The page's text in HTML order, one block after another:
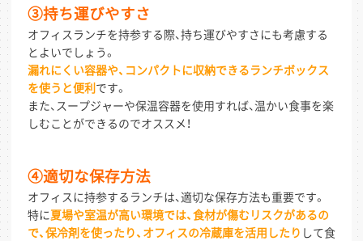
③持ち運びやすさ
オフィスランチを持参する際、持ち運びやすさにも考慮する
とよいでしょう。
漏れにくい容器や、コンパクトに収納できるランチボックス
を使うと便利です。
また、スープジャーや保温容器を使用すれば、温かい食事を楽
しむことができるのでオススメ！
④適切な保存方法
オフィスに持参するランチは、適切な保存方法も重要です。
特に夏場や室温が高い環境では、食材が傷むリスクがあるの
で、保冷剤を使ったり、オフィスの冷蔵庫を活用したり して食